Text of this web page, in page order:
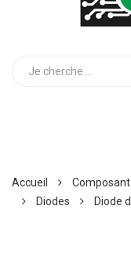
Accueil
Diodes
Diode